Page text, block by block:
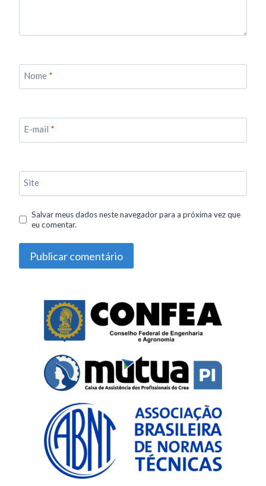
Nome *
E-mail *
Site
Salvar meus dados neste navegador para a próxima vez que
eu comentar.